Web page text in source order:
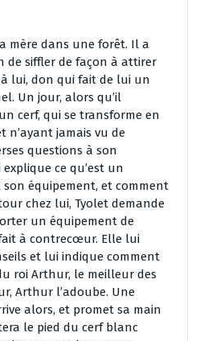
mère dans une forêt. Il a
de siffler de façon à attirer
lui, don qui fait de lui un
Un jour, alors qu’il
cerf, qui se transforme en
n’ayant jamais vu de
questions à son
ce qu’est un
son équipement, et comment
chez lui, Tyolet demande
un équipement de
à contrecœur. Elle lui
et lui indique comment
roi Arthur, le meilleur des
Arthur l’adoube. Une
alors, et promet sa main
le pied du cerf blanc